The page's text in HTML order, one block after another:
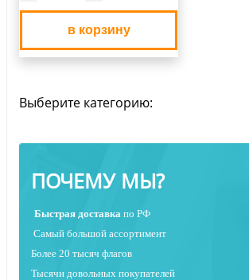
в корзину
Выберите категорию:
ПОЧЕМУ МЫ?
Быстрая доставка по РФ
Самый большой ассортимент
Более 20 тысяч флагов
Тысячи довольных покупателей